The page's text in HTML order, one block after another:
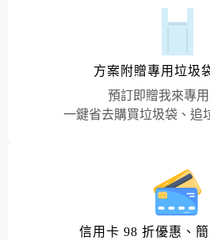
方案附贈專用垃圾
預訂即贈我來專
一鍵省去購買垃圾袋、追
信用卡 98 折優惠、